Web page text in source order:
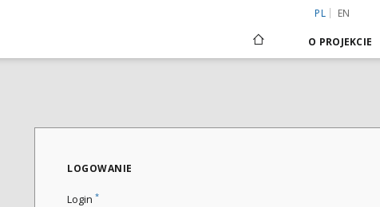
PL EN
O PROJEKCIE
LOGOWANIE
Login *